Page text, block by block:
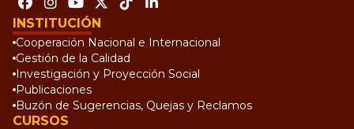
INSTITUCIÓN
Cooperación Nacional e Internacional
Gestión de la Calidad
Investigación y Proyección Social
Publicaciones
Buzón de Sugerencias, Quejas y Reclamos
CURSOS